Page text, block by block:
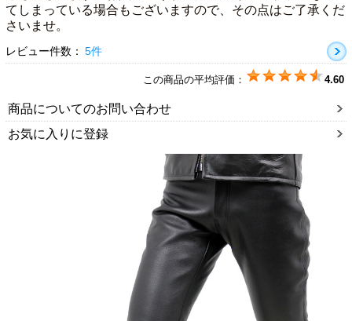
てしまっている場合もございますので、その点はご了承くだ
さいませ。
レビュー件数： 5件
この商品の平均評価： 4.60
商品についてのお問い合わせ
お気に入りに登録